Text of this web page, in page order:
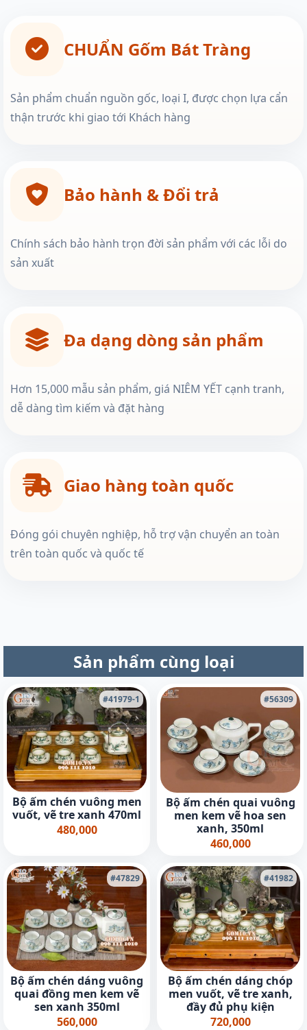
CHUẨN Gốm Bát Tràng
Sản phẩm chuẩn nguồn gốc, loại I, được chọn lựa cẩn
thận trước khi giao tới Khách hàng
Bảo hành & Đổi trả
Chính sách bảo hành trọn đời sản phẩm với các lỗi do
sản xuất
Đa dạng dòng sản phẩm
Hơn 15,000 mẫu sản phẩm, giá NIÊM YẾT cạnh tranh,
dễ dàng tìm kiếm và đặt hàng
Giao hàng toàn quốc
Đóng gói chuyên nghiệp, hỗ trợ vận chuyển an toàn
trên toàn quốc và quốc tế
Sản phẩm cùng loại
#41979-1
Bộ ấm chén vuông men
vuốt, vẽ tre xanh 470ml
480,000
#56309
Bộ ấm chén quai vuông
men kem vẽ hoa sen
xanh, 350ml
460,000
#47829
Bộ ấm chén dáng vuông
quai đồng men kem vẽ
sen xanh 350ml
560,000
#41982
Bộ ấm chén dáng chóp
men vuốt, vẽ tre xanh,
đầy đủ phụ kiện
720,000